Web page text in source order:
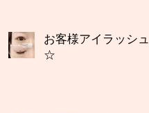
お客様アイラッシュ
☆